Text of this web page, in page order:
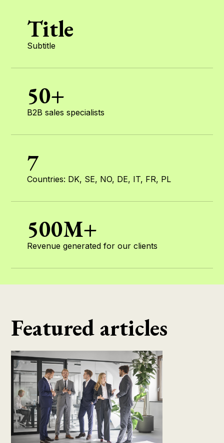
Title
Subtitle
50+
B2B sales specialists
7
Countries: DK, SE, NO, DE, IT, FR, PL
500M+
Revenue generated for our clients
Featured articles